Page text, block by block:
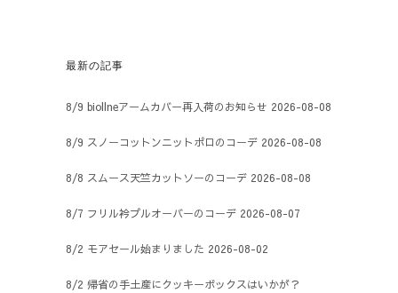
最新の記事
8/9 biollneアームカバー再入荷のお知らせ 2026-08-08
8/9 スノーコットンニットポロのコーデ 2026-08-08
8/8 スムース天竺カットソーのコーデ 2026-08-08
8/7 フリル衿プルオーバーのコーデ 2026-08-07
8/2 モアセール始まりました 2026-08-02
8/2 帰省の手土産にクッキーボックスはいかが？